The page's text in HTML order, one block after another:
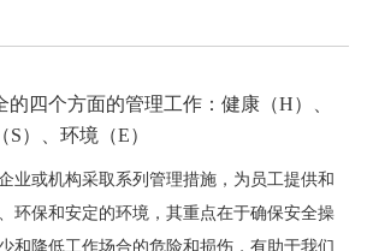
的四个方面的管理工作：健康（H）、
）、环境（E）
业或机构采取系列管理措施，为员工提供和
环保和安定的环境，其重点在于确保安全操
和降低工作场合的危险和损伤，有助于我们